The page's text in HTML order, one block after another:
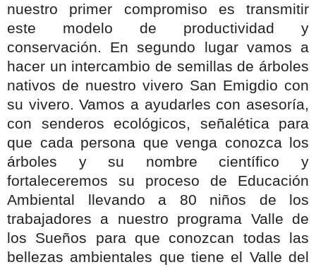
nuestro primer compromiso es transmitir
este modelo de productividad y
conservación. En segundo lugar vamos a
hacer un intercambio de semillas de árboles
nativos de nuestro vivero San Emigdio con
su vivero. Vamos a ayudarles con asesoría,
con senderos ecológicos, señalética para
que cada persona que venga conozca los
árboles y su nombre científico y
fortaleceremos su proceso de Educación
Ambiental llevando a 80 niños de los
trabajadores a nuestro programa Valle de
los Sueños para que conozcan todas las
bellezas ambientales que tiene el Valle del